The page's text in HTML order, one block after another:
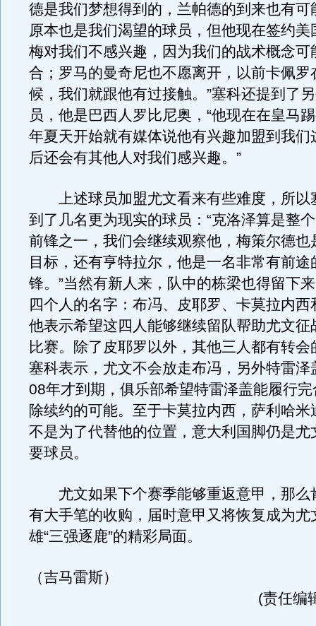
德是我们梦想得到的，兰帕德的到来也有可
原本也是我们渴望的球员，但他现在签约美
梅对我们不感兴趣，因为我们的战术概念可
合；罗马的曼奇尼也不愿离开，以前卡佩罗
候，我们就跟他有过接触。”塞科还提到了
员，他是巴西人罗比尼奥，“他现在在皇马
年夏天开始就有媒体说他有兴趣加盟到我们
后还会有其他人对我们感兴趣。”
上述球员加盟尤文看来有些难度，所以
到了几名更为现实的球员：“克洛泽算是整
前锋之一，我们会继续观察他，梅策尔德也
目标，还有亨特拉尔，他是一名非常有前途
锋。”当然有新人来，队中的栋梁也得留下
四个人的名字：布冯、皮耶罗、卡莫拉内西
他表示希望这四人能够继续留队帮助尤文征
比赛。除了皮耶罗以外，其他三人都有转会
塞科表示，尤文不会放走布冯，另外特雷泽
08年才到期，俱乐部希望特雷泽盖能履行
除续约的可能。至于卡莫拉内西，萨利哈米
不是为了代替他的位置，意大利国脚仍是尤
要球员。
尤文如果下个赛季能够重返意甲，那么
有大手笔的收购，届时意甲又将恢复成为尤
雄“三强逐鹿”的精彩局面。
（吉马雷斯）
(责任编